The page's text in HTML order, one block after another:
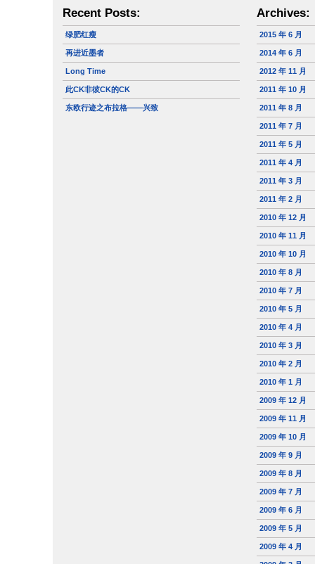
Recent Posts:
绿肥红瘦
再进近墨者
Long Time
此CK非彼CK的CK
东欧行迹之布拉格——兴致
Archives:
2015 年 6 月
2014 年 6 月
2012 年 11 月
2011 年 10 月
2011 年 8 月
2011 年 7 月
2011 年 5 月
2011 年 4 月
2011 年 3 月
2011 年 2 月
2010 年 12 月
2010 年 11 月
2010 年 10 月
2010 年 8 月
2010 年 7 月
2010 年 5 月
2010 年 4 月
2010 年 3 月
2010 年 2 月
2010 年 1 月
2009 年 12 月
2009 年 11 月
2009 年 10 月
2009 年 9 月
2009 年 8 月
2009 年 7 月
2009 年 6 月
2009 年 5 月
2009 年 4 月